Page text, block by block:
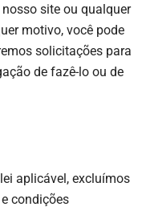
site ou qualquer
motivo, você pode
solicitações para
de fazê-lo ou de
aplicável, excluímos
condições